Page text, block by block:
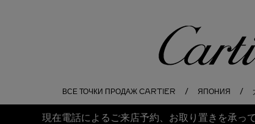
Cartier
ВСЕ ТОЧКИ ПРОДАЖ CARTIER ЯПОНИЯ
現在電話によるご来店予約、お取り置きを承っ